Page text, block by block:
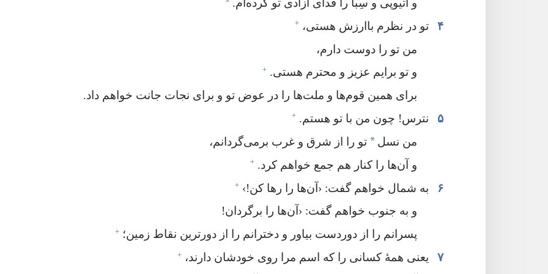
و اتیوپی و سِبا را فدای آزادی تو کرده‌ام.‏ *
۴ تو در نظرم باارزش هستی،‏ +
من تو را دوست دارم،‏
و تو برایم عزیز و محترم هستی.‏ +
برای همین قوم‌ها و ملت‌ها را در عوض تو و برای نجات جانت خواهم داد.‏
۵
نترس!‏ چون من با تو هستم.‏ +
من نسل * تو را از شرق و غرب برمی‌گردانم،‏
و آن‌ها را کنار هم جمع خواهم کرد.‏ +
۶ به شمال خواهم گفت:‏ ‹آن‌ها را رها کن!‏›‏ +
و به جنوب خواهم گفت:‏ ‹آن‌ها را برگردان!‏
پسرانم را از دوردست بیاور و دخترانم را از دورترین نقاط زمین؛‏ +
۷ یعنی همهٔ کسانی را که اسم مرا روی خودشان دارند،‏ +